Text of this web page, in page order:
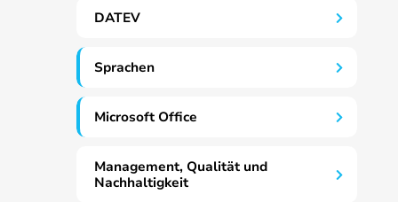
DATEV
Sprachen
Microsoft Office
Management, Qualität und
Nachhaltigkeit